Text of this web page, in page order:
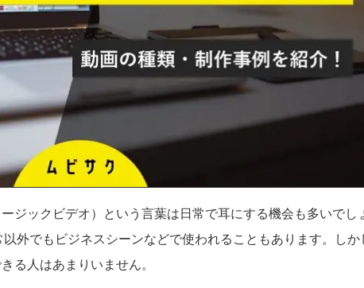
ジックビデオ）という言葉は日常で耳にする機会も多いでし
外でもビジネスシーンなどで使われることもあります。しか
る人はあまりいません。